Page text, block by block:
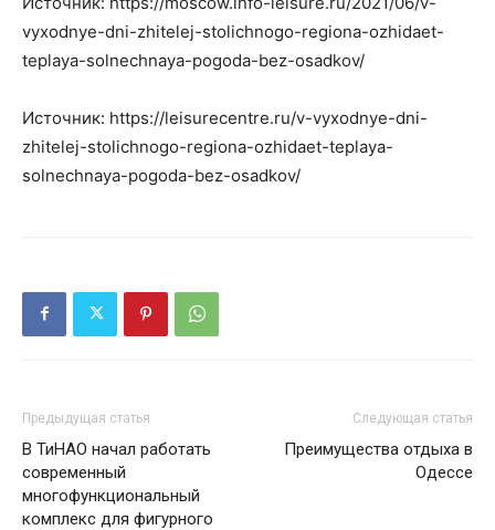
vyxodnye-dni-zhitelej-stolichnogo-regiona-ozhidaet-
teplaya-solnechnaya-pogoda-bez-osadkov/
Источник: https://leisurecentre.ru/v-vyxodnye-dni-
zhitelej-stolichnogo-regiona-ozhidaet-teplaya-
solnechnaya-pogoda-bez-osadkov/
Предыдущая статья
В ТиНАО начал работать
современный
многофункциональный
комплекс для фигурного
Следующая статья
Преимущества отдыха в
Одессе